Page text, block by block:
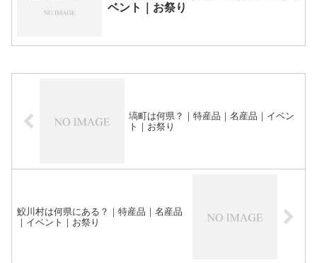
ベント｜お祭り
塙町は何県？｜特産品｜名産品｜イベン
ト｜お祭り
鮫川村は何県にある？｜特産品｜名産品
｜イベント｜お祭り